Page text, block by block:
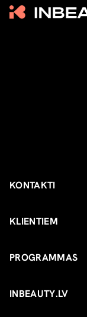
KONTAKTI
KLIENTIEM
PROGRAMMAS
INBEAUTY.LV